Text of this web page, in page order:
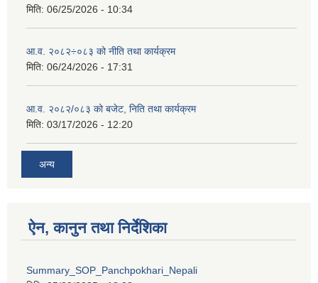
मिति: 06/25/2026 - 10:34
आ.व. २०८२÷०८३ को नीति तथा कार्यक्रम
मिति: 06/24/2026 - 17:31
आ.व. २०८२/०८३ को बजेट, निति तथा कार्यक्रम
मिति: 03/17/2026 - 12:20
अन्य
ऐन, कानुन तथा निर्देशिका
Summary_SOP_Panchpokhari_Nepali